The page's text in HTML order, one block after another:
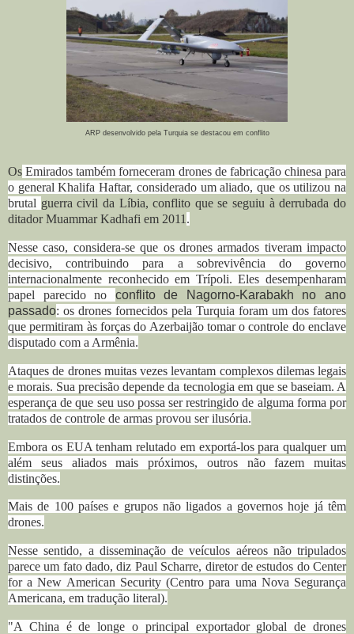
ARP desenvolvido pela Turquia se destacou em conflito
Os Emirados também forneceram drones de fabricação chinesa para
o general Khalifa Haftar, considerado um aliado, que os utilizou na
brutal guerra civil da Líbia, conflito que se seguiu à derrubada do
ditador Muammar Kadhafi em 2011 .
Nesse caso, considera-se que os drones armados tiveram impacto
decisivo, contribuindo para a sobrevivência do governo
internacionalmente reconhecido em Trípoli. Eles desempenharam
papel parecido no
conflito de Nagorno-Karabakh no ano
passado: os drones fornecidos pela Turquia foram um dos fatores
que permitiram às forças do Azerbaijão tomar o controle do enclave
disputado com a Armênia.
Ataques de drones muitas vezes levantam complexos dilemas legais
e morais. Sua precisão depende da tecnologia em que se baseiam. A
esperança de que seu uso possa ser restringido de alguma forma por
tratados de controle de armas provou ser ilusória.
Embora os EUA tenham relutado em exportá-los para qualquer um
além seus aliados mais próximos, outros não fazem muitas
distinções.
Mais de 100 países e grupos não ligados a governos hoje já têm
drones.
Nesse sentido, a disseminação de veículos aéreos não tripulados
parece um fato dado, diz Paul Scharre, diretor de estudos do Center
for a New American Security (Centro para uma Nova Segurança
Americana, em tradução literal).
"A China é de longe o principal exportador global de drones